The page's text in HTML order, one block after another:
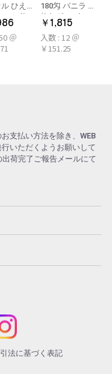
ひえひ
50枚
ル ミン
おしぼ
＠
180匁 バニラ 12
枚(1ダース)
￥1,815
入数 : 12 ＠
￥151.25
支払い方法を除き、WEB
いただくようお願いして
荷完了ご報告メールにて
法に基づく表記